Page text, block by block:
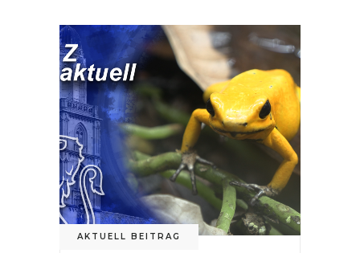
AKTUELL BEITRAG